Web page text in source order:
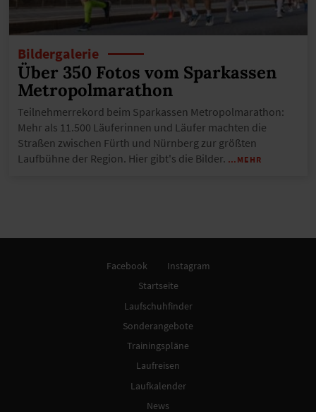
Bildergalerie
Über 350 Fotos vom Sparkassen
Metropolmarathon
Teilnehmerrekord beim Sparkassen Metropolmarathon:
Mehr als 11.500 Läuferinnen und Läufer machten die
Straßen zwischen Fürth und Nürnberg zur größten
Laufbühne der Region. Hier gibt's die Bilder. …MEHR
Facebook
Instagram
Startseite
Laufschuhfinder
Sonderangebote
Trainingspläne
Laufreisen
Laufkalender
News